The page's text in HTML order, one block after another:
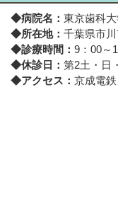
◆病院名： 東京歯科
◆所在地： 千葉県市
◆診療時間： 9：00～
◆休診日： 第2土・日
◆アクセス： 京成電